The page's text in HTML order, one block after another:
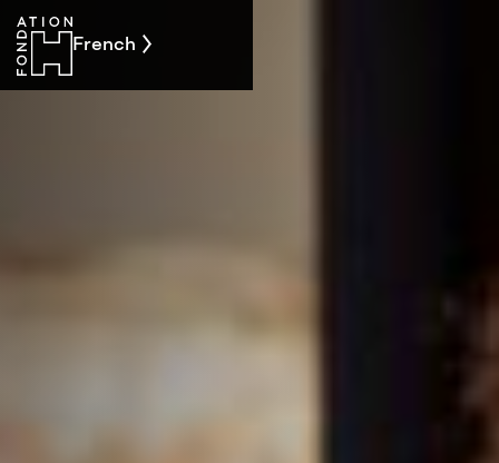
French